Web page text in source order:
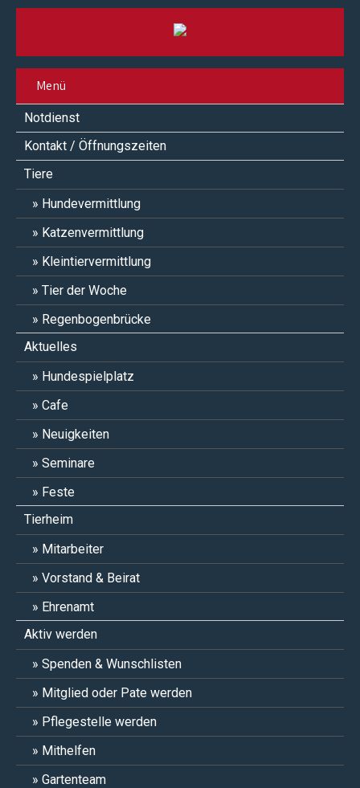
Menü
Notdienst
Kontakt / Öffnungszeiten
Tiere
Hundevermittlung
Katzenvermittlung
Kleintiervermittlung
Tier der Woche
Regenbogenbrücke
Aktuelles
Hundespielplatz
Cafe
Neuigkeiten
Seminare
Feste
Tierheim
Mitarbeiter
Vorstand & Beirat
Ehrenamt
Aktiv werden
Spenden & Wunschlisten
Mitglied oder Pate werden
Pflegestelle werden
Mithelfen
Gartenteam